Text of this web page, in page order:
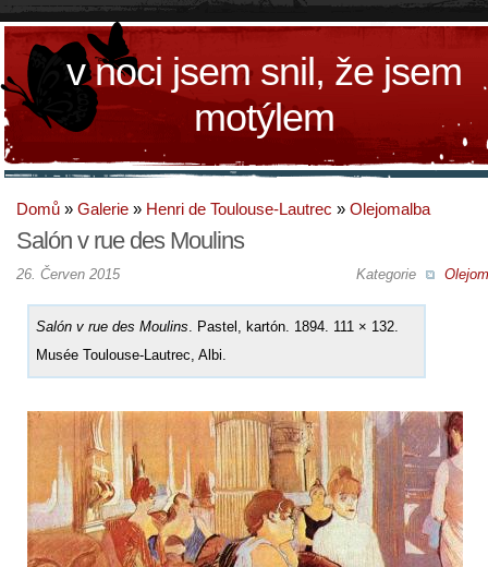
v noci jsem snil, že jsem
motýlem
Domů » Galerie » Henri de Toulouse-Lautrec » Olejomalba
Salón v rue des Moulins
Kategorie
26. Červen 2015
Salón v rue des Moulins . Pastel, kartón. 1894. 111 × 132.
Musée Toulouse-Lautrec, Albi.